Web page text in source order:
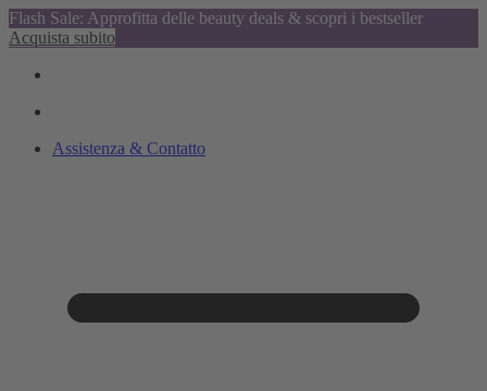
Flash Sale: Approfitta delle beauty deals & scopri i bestseller
Acquista subito
Assistenza & Contatto